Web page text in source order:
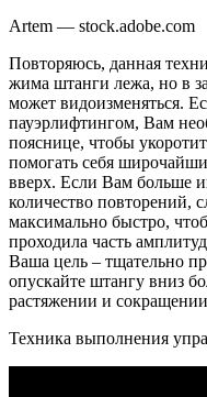
Artem — stock.adobe.com
Повторяюсь, данная
жима штанги лежа, но в
может видоизменяться.
пауэрлифтингом, Вам
пояснице, чтобы
помогать себя
вверх. Если Вам больше
количество повторений,
максимально быстро,
проходила часть
Ваша цель – тщательно
опускайте штангу вниз
растяжении и
Техника выполнения